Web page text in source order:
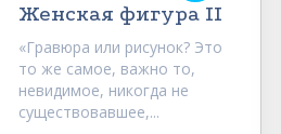
Женская фигура II
«Гравюра или рисунок? Это
то же самое, важно то,
невидимое, никогда не
существовавшее,...